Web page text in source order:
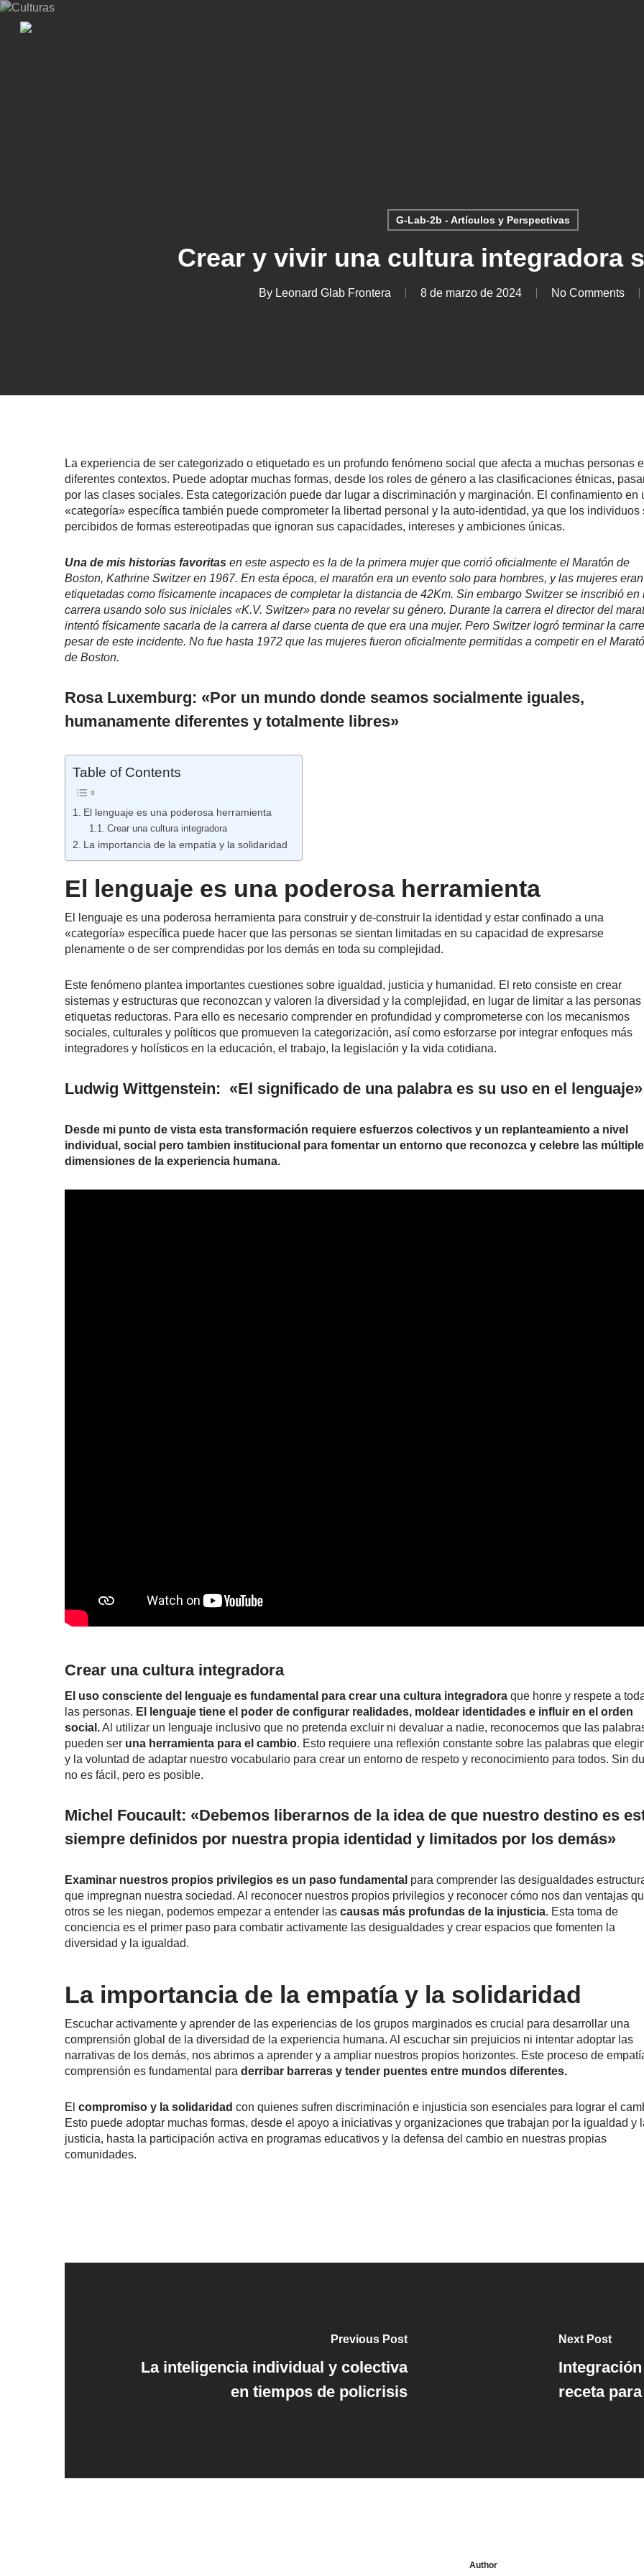
Skip
G-Lab-2b - Artículos y Perspectivas
Crear y vivir una cultura integradora
By Leonard Glab Frontera 8 de marzo de 2024 No Comments
La experiencia de ser categorizado o etiquetado es un profundo fenómeno social que afecta a muchas personas
diferentes contextos. Puede adoptar muchas formas, desde los roles de género a las clasificaciones étnicas,
por las clases sociales. Esta categorización puede dar lugar a discriminación y marginación. El confinamiento en
«categoría» específica también puede comprometer la libertad personal y la auto-identidad, ya que los individuos
percibidos de formas estereotipadas que ignoran sus capacidades, intereses y ambiciones únicas.
Una de mis historias favoritas en este aspecto es la de la primera mujer que corrió oficialmente el Maratón de
Boston, Kathrine Switzer en 1967. En esta época, el maratón era un evento solo para hombres, y las mujeres eran
etiquetadas como físicamente incapaces de completar la distancia de 42Km. Sin embargo Switzer se inscribió en
carrera usando solo sus iniciales «K.V. Switzer» para no revelar su género. Durante la carrera el director del
intentó físicamente sacarla de la carrera al darse cuenta de que era una mujer. Pero Switzer logró terminar la
pesar de este incidente. No fue hasta 1972 que las mujeres fueron oficialmente permitidas a competir en el
de Boston.
Rosa Luxemburg: «Por un mundo donde seamos socialmente iguales,
humanamente diferentes y totalmente libres»
Table of Contents
El lenguaje es una poderosa herramienta
Crear una cultura integradora
La importancia de la empatía y la solidaridad
El lenguaje es una poderosa herramienta
El lenguaje es una poderosa herramienta para construir y de-construir la identidad y estar confinado a una
«categoría» específica puede hacer que las personas se sientan limitadas en su capacidad de expresarse
plenamente o de ser comprendidas por los demás en toda su complejidad.
Este fenómeno plantea importantes cuestiones sobre igualdad, justicia y humanidad. El reto consiste en crear
sistemas y estructuras que reconozcan y valoren la diversidad y la complejidad, en lugar de limitar a las personas
etiquetas reductoras. Para ello es necesario comprender en profundidad y comprometerse con los mecanismos
sociales, culturales y políticos que promueven la categorización, así como esforzarse por integrar enfoques más
integradores y holísticos en la educación, el trabajo, la legislación y la vida cotidiana.
Ludwig Wittgenstein: «El significado de una palabra es su uso en el lenguaje»
Desde mi punto de vista esta transformación requiere esfuerzos colectivos y un replanteamiento a nivel
individual, social pero tambien institucional para fomentar un entorno que reconozca y celebre las
dimensiones de la experiencia humana.
Crear una cultura integradora
El uso consciente del lenguaje es fundamental para crear una cultura integradora que honre y respete a
las personas. El lenguaje tiene el poder de configurar realidades, moldear identidades e influir en el orden
social.Al utilizar un lenguaje inclusivo que no pretenda excluir ni devaluar a nadie, reconocemos que las
pueden ser una herramienta para el cambio. Esto requiere una reflexión constante sobre las palabras que
y la voluntad de adaptar nuestro vocabulario para crear un entorno de respeto y reconocimiento para todos. Sin
no es fácil, pero es posible.
Michel Foucault: «Debemos liberarnos de la idea de que nuestro destino es
siempre definidos por nuestra propia identidad y limitados por los demás»
Examinar nuestros propios privilegios es un paso fundamental para comprender las desigualdades
que impregnan nuestra sociedad. Al reconocer nuestros propios privilegios y reconocer cómo nos dan ventajas
otros se les niegan, podemos empezar a entender lascausas más profundas de la injusticia. Esta toma de
conciencia es el primer paso para combatir activamente las desigualdades y crear espacios que fomenten la
diversidad y la igualdad.
La importancia de la empatía y la solidaridad
Escuchar activamente y aprender de las experiencias de los grupos marginados es crucial para desarrollar una
comprensión global de la diversidad de la experiencia humana. Al escuchar sin prejuicios ni intentar adoptar las
narrativas de los demás, nos abrimos a aprender y a ampliar nuestros propios horizontes. Este proceso de
comprensión es fundamental paraderribar barreras y tender puentes entre mundos diferentes.
Elcompromiso y la solidaridad con quienes sufren discriminación e injusticia son esenciales para lograr el
Esto puede adoptar muchas formas, desde el apoyo a iniciativas y organizaciones que trabajan por la igualdad y
justicia, hasta la participación activa en programas educativos y la defensa del cambio en nuestras propias
comunidades.
Previous Post
La inteligencia individual y colectiva
en tiempos de policrisis
Next Post
receta
Author